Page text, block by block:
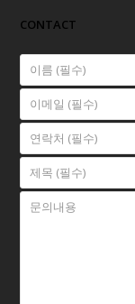
CONTACT